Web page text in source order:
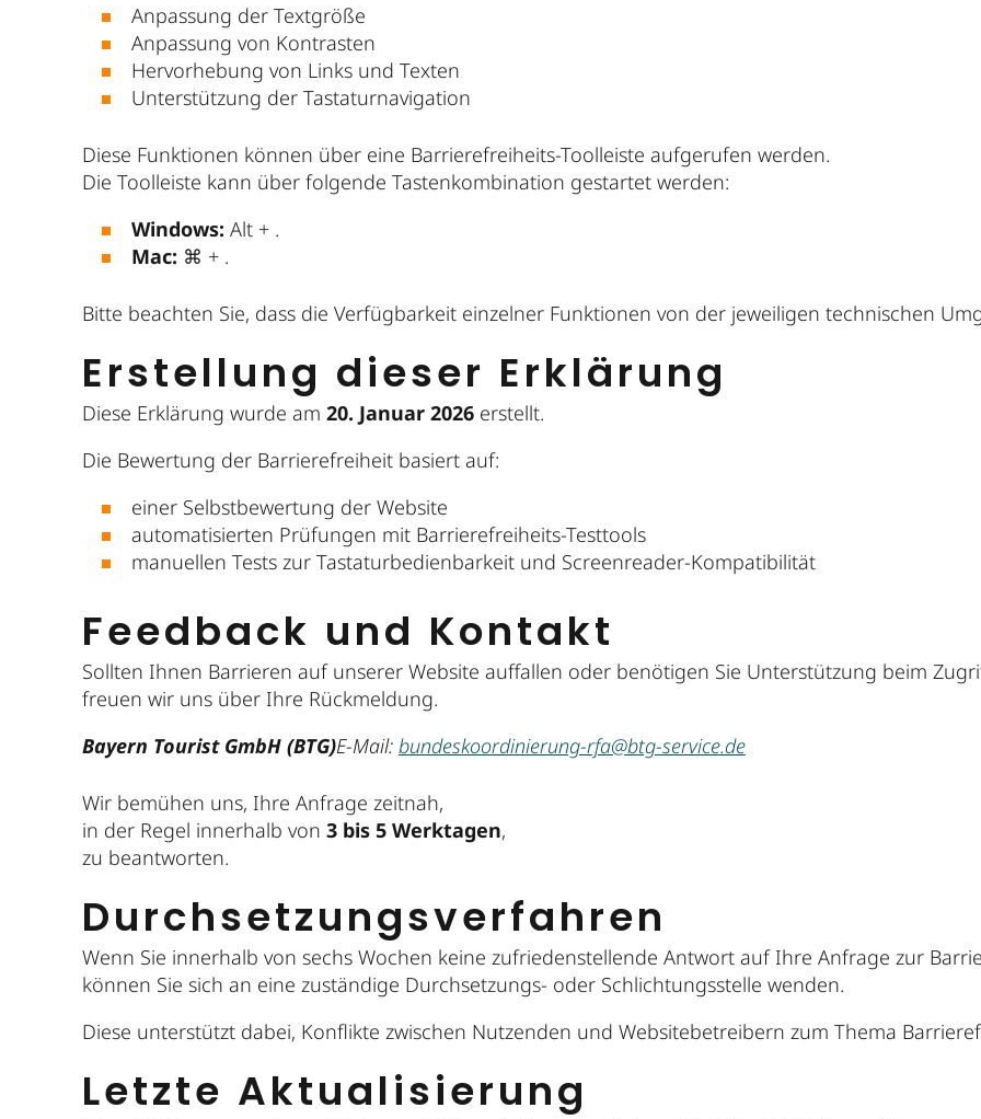
Anpassung der Textgröße
Anpassung von Kontrasten
Hervorhebung von Links und Texten
Unterstützung der Tastaturnavigation
Diese Funktionen können über eine Barrierefreiheits-Toolleiste aufgerufen werden.
Die Toolleiste kann über folgende Tastenkombination gestartet werden:
Windows: Alt + .
Mac: ⌘ + .
Bitte beachten Sie, dass die Verfügbarkeit einzelner Funktionen von der jeweiligen technischen
Erstellung dieser Erklärung
Diese Erklärung wurde am 20. Januar 2026 erstellt.
Die Bewertung der Barrierefreiheit basiert auf:
einer Selbstbewertung der Website
automatisierten Prüfungen mit Barrierefreiheits-Testtools
manuellen Tests zur Tastaturbedienbarkeit und Screenreader-Kompatibilität
Feedback und Kontakt
Sollten Ihnen Barrieren auf unserer Website auffallen oder benötigen Sie Unterstützung beim
freuen wir uns über Ihre Rückmeldung.
Bayern Tourist GmbH (BTG)E-Mail: bundeskoordinierung-rfa@btg-service.de
Wir bemühen uns, Ihre Anfrage zeitnah,
in der Regel innerhalb von 3 bis 5 Werktagen,
zu beantworten.
Durchsetzungsverfahren
Wenn Sie innerhalb von sechs Wochen keine zufriedenstellende Antwort auf Ihre Anfrage zur
können Sie sich an eine zuständige Durchsetzungs- oder Schlichtungsstelle wenden.
Diese unterstützt dabei, Konflikte zwischen Nutzenden und Websitebetreibern zum Thema
Letzte Aktualisierung